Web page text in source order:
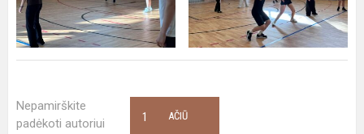
Nepamirškite
padėkoti autoriui
AČIŪ
1